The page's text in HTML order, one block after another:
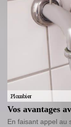
Vos avantages
En faisant appel au